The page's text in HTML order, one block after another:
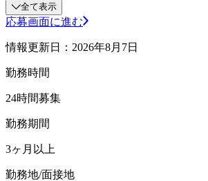
全て表示
応募画面に進む
情報更新日：2026年8月7日
勤務時間
24時間募集
勤務期間
3ヶ月以上
勤務地/面接地